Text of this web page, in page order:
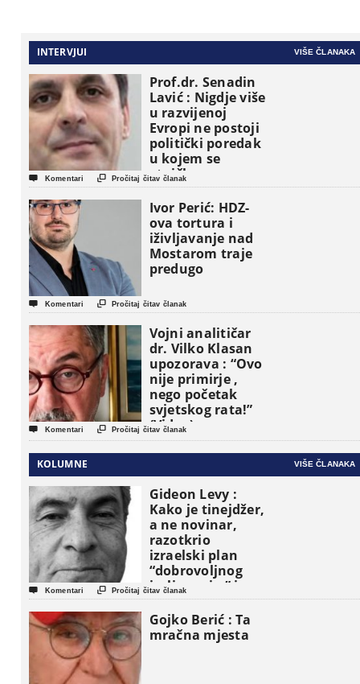
INTERVJUI VIŠE ČLANAKA
Prof.dr. Senadin
Lavić : Nigdje više
u razvijenoj
Evropi ne postoji
politički poredak
u kojem se
etničke grupe
pojavljuju kao
osnovne
političke jedinice
 Komentari  Pročitaj čitav članak
Ivor Perić: HDZ-
ova tortura i
iživljavanje nad
Mostarom traje
predugo
 Komentari  Pročitaj čitav članak
Vojni analitičar
dr. Vilko Klasan
upozorava : “Ovo
nije primirje ,
nego početak
svjetskog rata!”
(Video)
 Komentari  Pročitaj čitav članak
KOLUMNE VIŠE ČLANAKA
Gideon Levy :
Kako je tinejdžer,
a ne novinar,
razotkrio
izraelski plan
“dobrovoljnog
iseljavanja ” iz
Gaze
 Komentari  Pročitaj čitav članak
Gojko Berić : Ta
mračna mjesta